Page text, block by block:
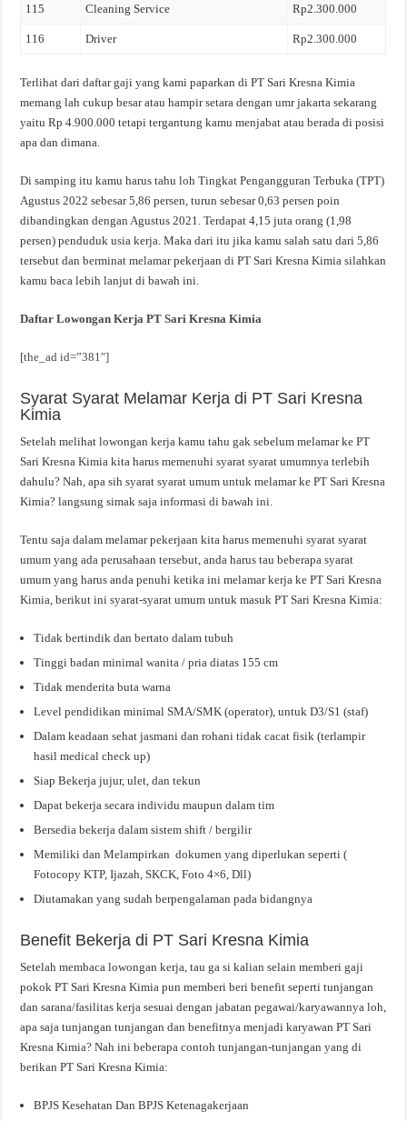
115 Cleaning Service Rp2.300.000
116 Driver Rp2.300.000
Terlihat dari daftar gaji yang kami paparkan di PT Sari Kresna Kimia
memang lah cukup besar atau hampir setara dengan umr jakarta sekarang
yaitu Rp 4.900.000 tetapi tergantung kamu menjabat atau berada di posisi
apa dan dimana.
Di samping itu kamu harus tahu loh Tingkat Pengangguran Terbuka (TPT)
Agustus 2022 sebesar 5,86 persen, turun sebesar 0,63 persen poin
dibandingkan dengan Agustus 2021. Terdapat 4,15 juta orang (1,98
persen) penduduk usia kerja. Maka dari itu jika kamu salah satu dari 5,86
tersebut dan berminat melamar pekerjaan di PT Sari Kresna Kimia silahkan
kamu baca lebih lanjut di bawah ini.
Daftar Lowongan Kerja PT Sari Kresna Kimia
[the_ad id=”381″]
Syarat Syarat Melamar Kerja di PT Sari Kresna
Kimia
Setelah melihat lowongan kerja kamu tahu gak sebelum melamar ke PT
Sari Kresna Kimia kita harus memenuhi syarat syarat umumnya terlebih
dahulu? Nah, apa sih syarat syarat umum untuk melamar ke PT Sari Kresna
Kimia? langsung simak saja informasi di bawah ini.
Tentu saja dalam melamar pekerjaan kita harus memenuhi syarat syarat
umum yang ada perusahaan tersebut, anda harus tau beberapa syarat
umum yang harus anda penuhi ketika ini melamar kerja ke PT Sari Kresna
Kimia, berikut ini syarat-syarat umum untuk masuk PT Sari Kresna Kimia:
Tidak bertindik dan bertato dalam tubuh
Tinggi badan minimal wanita / pria diatas 155 cm
Tidak menderita buta warna
Level pendidikan minimal SMA/SMK (operator), untuk D3/S1 (staf)
Dalam keadaan sehat jasmani dan rohani tidak cacat fisik (terlampir
hasil medical check up)
Siap Bekerja jujur, ulet, dan tekun
Dapat bekerja secara individu maupun dalam tim
Bersedia bekerja dalam sistem shift / bergilir
Memiliki dan Melampirkan dokumen yang diperlukan seperti (
Fotocopy KTP, Ijazah, SKCK, Foto 4×6, Dll)
Diutamakan yang sudah berpengalaman pada bidangnya
Benefit Bekerja di PT Sari Kresna Kimia
Setelah membaca lowongan kerja, tau ga si kalian selain memberi gaji
pokok PT Sari Kresna Kimia pun memberi beri benefit seperti tunjangan
dan sarana/fasilitas kerja sesuai dengan jabatan pegawai/karyawannya loh,
apa saja tunjangan tunjangan dan benefitnya menjadi karyawan PT Sari
Kresna Kimia? Nah ini beberapa contoh tunjangan-tunjangan yang di
berikan PT Sari Kresna Kimia:
BPJS Kesehatan Dan BPJS Ketenagakerjaan